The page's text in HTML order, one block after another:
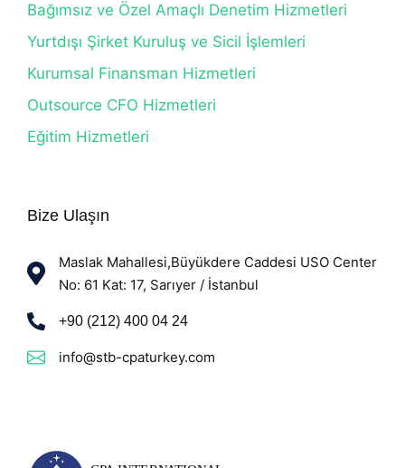
Bağımsız ve Özel Amaçlı Denetim Hizmetleri
Yurtdışı Şirket Kuruluş ve Sicil İşlemleri
Kurumsal Finansman Hizmetleri
Outsource CFO Hizmetleri
Eğitim Hizmetleri
Bize Ulaşın
Maslak Mahallesi,Büyükdere Caddesi USO Center
No: 61 Kat: 17, Sarıyer / İstanbul
+90 (212) 400 04 24
info@stb-cpaturkey.com